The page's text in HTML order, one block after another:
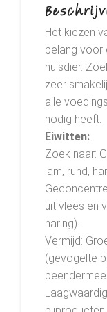
Het kiezen
belang voor
huisdier.
zeer
alle
nodig heeft.
Eiwitten:
Zoek naar:
lam, rund,
uit vlees en
haring).
Vermijd:
(gevogelte